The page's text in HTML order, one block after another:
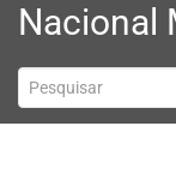
Atualidade
Contactos
Nacional